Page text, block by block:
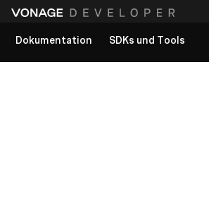
Dokumentation SDKs und Tools